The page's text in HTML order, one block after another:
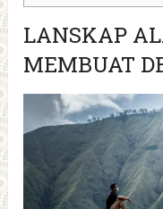
LANSKAP
MEMBUAT